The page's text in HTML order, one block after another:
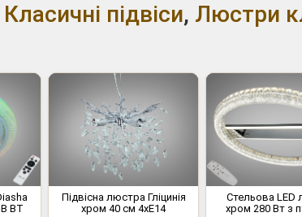
Класичні підвіси, Люстри
BT
Підвісна люстра Гліцинія
хром 40 см 4xE14
Стельова LED
хром 280 Вт з